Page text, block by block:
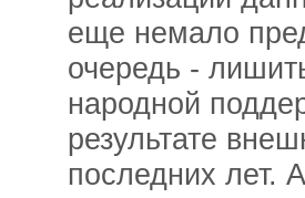
еще немало
очередь -
народной
результате
последних лет.